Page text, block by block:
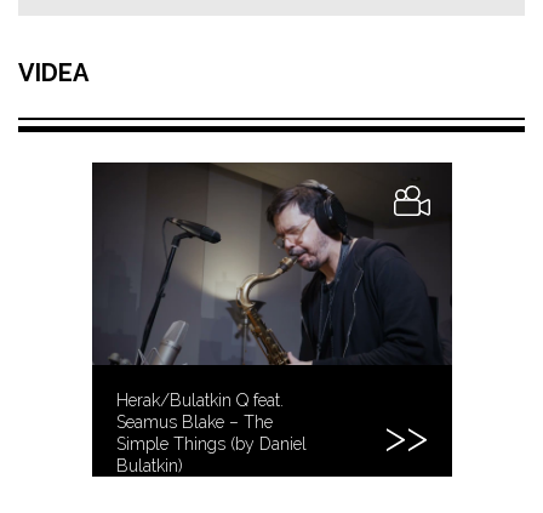
VIDEA
Herak/Bulatkin Q feat.
Seamus Blake – The
Simple Things (by Daniel
Bulatkin)